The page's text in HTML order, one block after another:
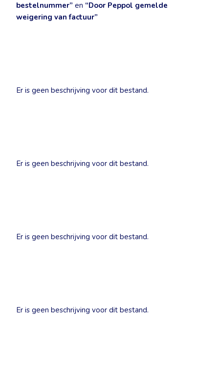
bestelnummer” en “Door Peppol gemelde
weigering van factuur”
Er is geen beschrijving voor dit bestand.
Er is geen beschrijving voor dit bestand.
Er is geen beschrijving voor dit bestand.
Er is geen beschrijving voor dit bestand.